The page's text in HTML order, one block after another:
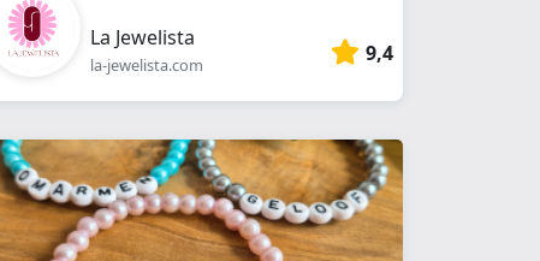
La Jewelista
la-jewelista.com 9,4